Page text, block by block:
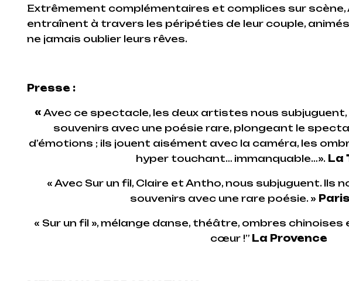
Extrêmement complémentaires et complices sur scène,
entraînent à travers les péripéties de leur couple,
ne jamais oublier leurs rêves.
Presse :
« Avec ce spectacle, les deux artistes nous
souvenirs avec une poésie rare, plongeant le
d’émotions ; ils jouent aisément avec la caméra, les
hyper touchant… immanquable…». La
« Avec Sur un fil, Claire et Antho, nous subjuguent. Ils
souvenirs avec une rare poésie. »
« Sur un fil », mélange danse, théâtre, ombres chinoises
cœur !” La Provence